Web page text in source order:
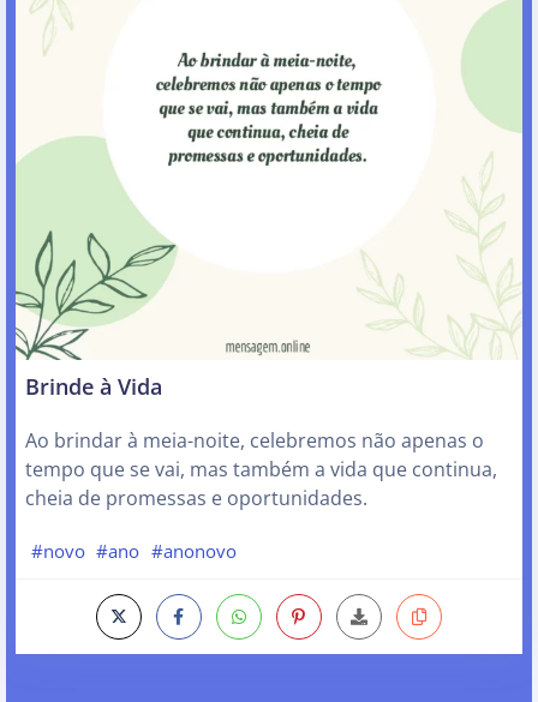
Brinde à Vida
Ao brindar à meia-noite, celebremos não apenas o
tempo que se vai, mas também a vida que continua,
cheia de promessas e oportunidades.
#novo #ano #anonovo